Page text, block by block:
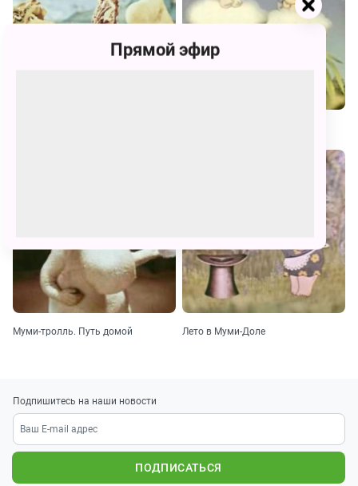
Муми-тролль. Путь домой Лето в Муми-Доле
Подпишитесь на наши новости
ПОДПИСАТЬСЯ
Прямой эфир